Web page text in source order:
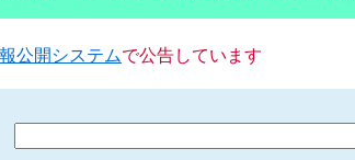
公開システムで公告しています